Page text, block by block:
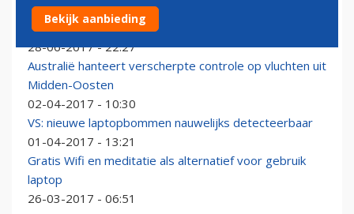
Laptops op vluchten naar Verenigde Staten blijven
toegestaan
28-06-2017 - 22:27
Australië hanteert verscherpte controle op vluchten uit
Midden-Oosten
02-04-2017 - 10:30
VS: nieuwe laptopbommen nauwelijks detecteerbaar
01-04-2017 - 13:21
Gratis Wifi en meditatie als alternatief voor gebruik
laptop
26-03-2017 - 06:51
Bekijk aanbieding